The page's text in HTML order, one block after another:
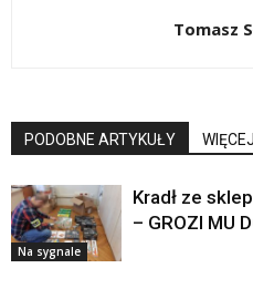
Tomasz
PODOBNE ARTYKUŁY
Na sygnale
Kradł ze
– GROZI MU